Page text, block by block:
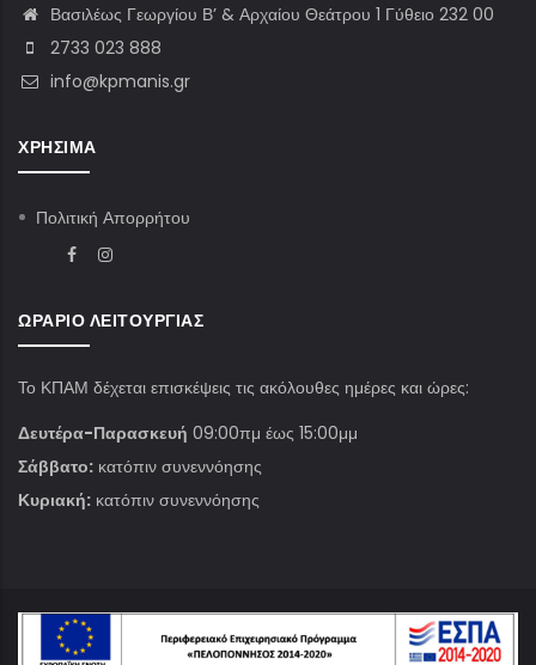
Βασιλέως Γεωργίου Β’ & Αρχαίου Θεάτρου 1 Γύθειο 232 00
2733 023 888
info@kpmanis.gr
ΧΡΉΣΙΜΑ
Πολιτική Απορρήτου
ΩΡΆΡΙΟ ΛΕΙΤΟΥΡΓΊΑΣ
Το ΚΠΑΜ δέχεται επισκέψεις τις ακόλουθες ημέρες και ώρες:
Δευτέρα-Παρασκευή 09:00πμ έως 15:00μμ
Σάββατο: κατόπιν συνεννόησης
Κυριακή: κατόπιν συνεννόησης